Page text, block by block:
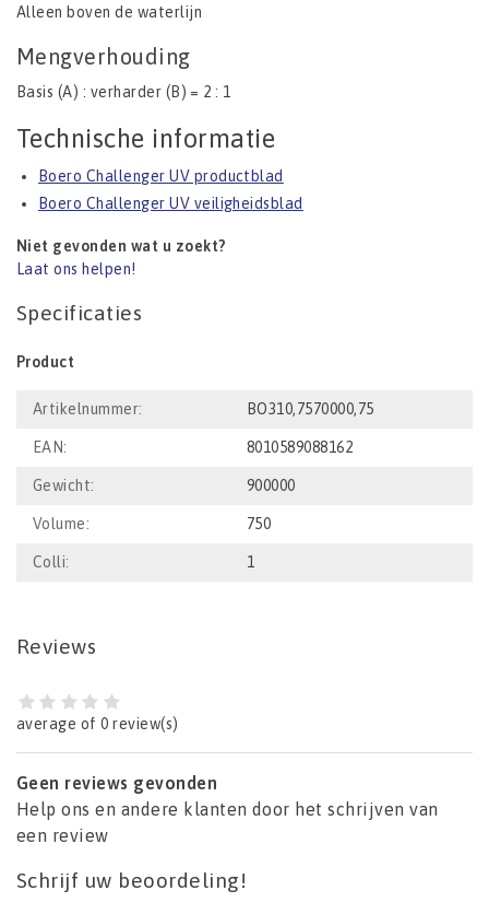
Alleen boven de waterlijn
Mengverhouding
Basis (A) : verharder (B) = 2 : 1
Technische informatie
Boero Challenger UV productblad
Boero Challenger UV veiligheidsblad
Niet gevonden wat u zoekt?
Laat ons helpen!
Specificaties
Product
Artikelnummer: BO310,7570000,75
EAN: 8010589088162
Gewicht: 900000
Volume: 750
Colli: 1
Reviews
average of 0 review(s)
Geen reviews gevonden
Help ons en andere klanten door het schrijven van
een review
Schrijf uw beoordeling!